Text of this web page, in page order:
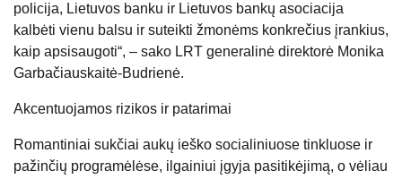
policija, Lietuvos banku ir Lietuvos bankų asociacija
kalbėti vienu balsu ir suteikti žmonėms konkrečius įrankius,
kaip apsisaugoti“, – sako LRT generalinė direktorė Monika
Garbačiauskaitė-Budrienė.
Akcentuojamos rizikos ir patarimai
Romantiniai sukčiai aukų ieško socialiniuose tinkluose ir
pažinčių programėlėse, ilgainiui įgyja pasitikėjimą, o vėliau